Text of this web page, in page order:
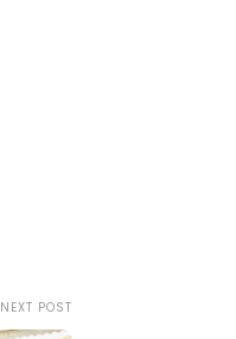
NEXT POST